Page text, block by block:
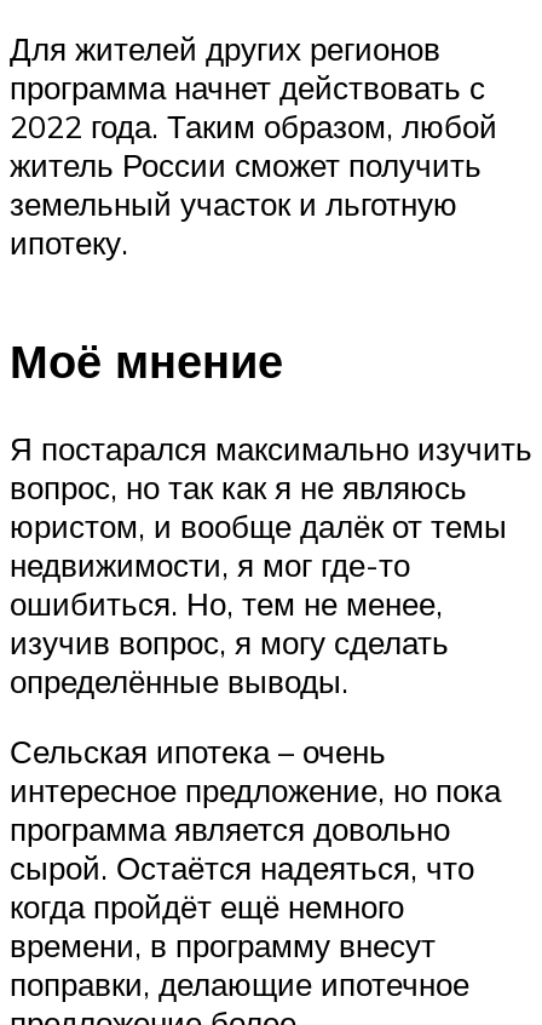
Для жителей других регионов
программа начнет действовать с
2022 года. Таким образом, любой
житель России сможет получить
земельный участок и льготную
ипотеку.
Моё мнение
Я постарался максимально изучить
вопрос, но так как я не являюсь
юристом, и вообще далёк от темы
недвижимости, я мог где-то
ошибиться. Но, тем не менее,
изучив вопрос, я могу сделать
определённые выводы.
Сельская ипотека – очень
интересное предложение, но пока
программа является довольно
сырой. Остаётся надеяться, что
когда пройдёт ещё немного
времени, в программу внесут
поправки, делающие ипотечное